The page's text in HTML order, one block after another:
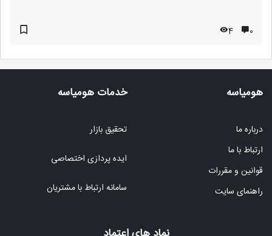
۰ 4
هومیاسه
درباره ما
ارتباط با ما
قوانین و مقررات
راهنمای سایت
خدمات هومیاسه
تحقیق بازار
ایده پردازی اختصاصی
سامانه ارتباط با مشتریان